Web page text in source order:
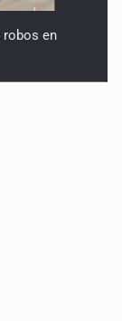
robos en